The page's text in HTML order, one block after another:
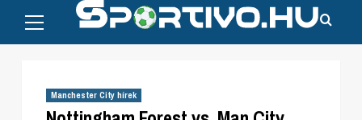
content
Menu
Manchester City hírek